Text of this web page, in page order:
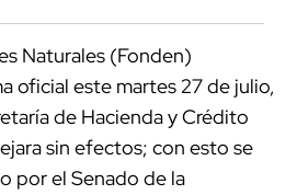
Naturales (Fonden)
oficial este martes 27 de julio,
de Hacienda y Crédito
sin efectos; con esto se
por el Senado de la